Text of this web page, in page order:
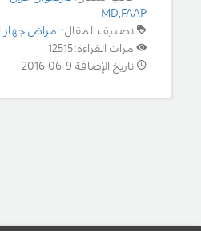
MD,FAAP
تصنيف المقال: امراض جهاز
مرات القراءة: 12515
تاريخ الإضافة 9-06-2016